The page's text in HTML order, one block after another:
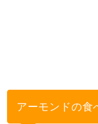
アーモンドの食